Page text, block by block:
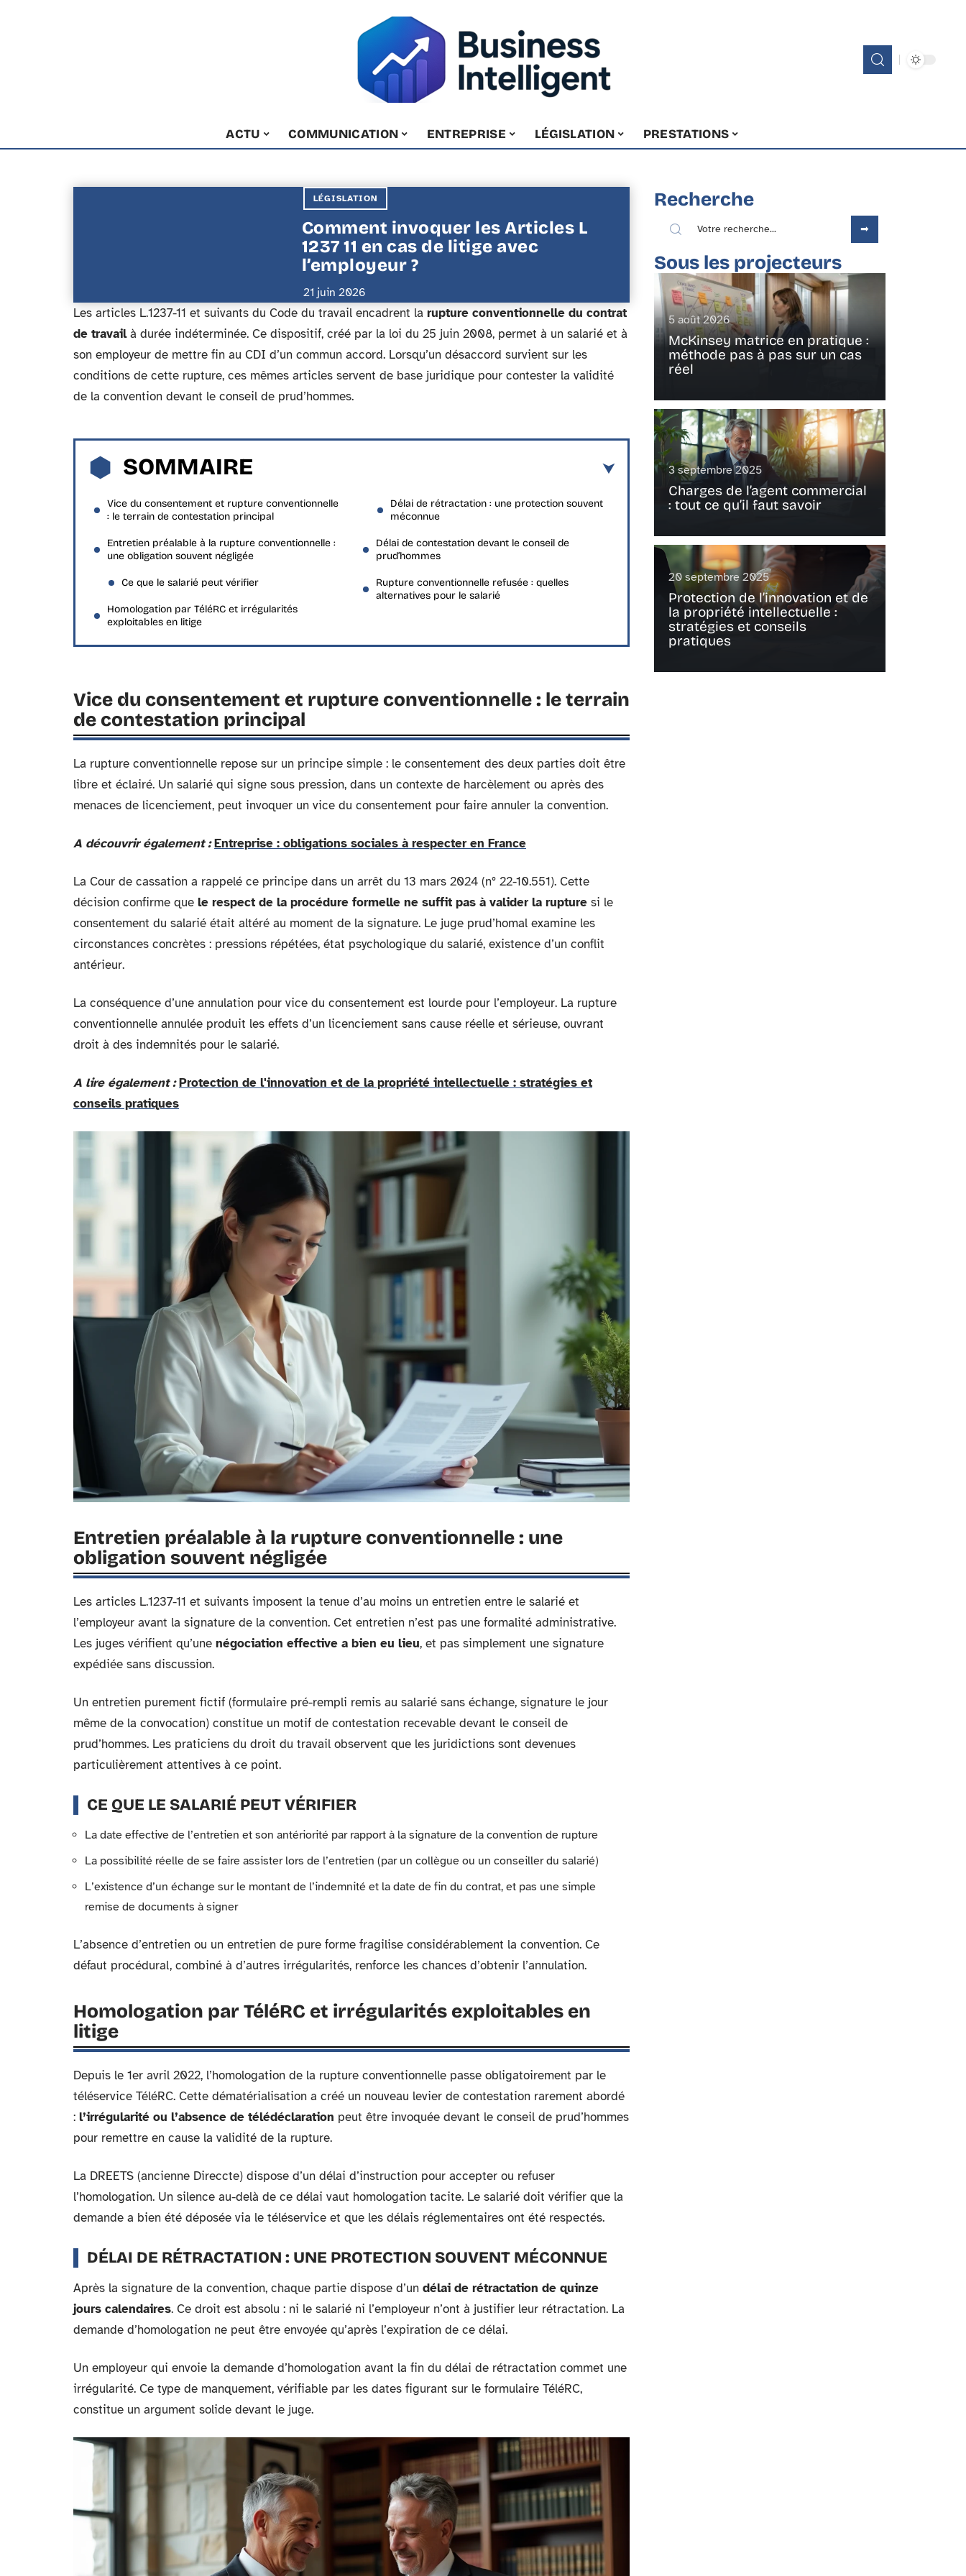
ACTU COMMUNICATION ENTREPRISE LÉGISLATION PRESTATIONS
LÉGISLATION
Comment invoquer les Articles L
1237 11 en cas de litige avec
l’employeur ?
21 juin 2026
Les articles L.1237-11 et suivants du Code du travail encadrent la rupture conventionnelle du contrat
de travailà durée indéterminée. Ce dispositif, créé par la loi du 25 juin 2008, permet à un salarié et à
son employeur de mettre fin au CDI d’un commun accord. Lorsqu’un désaccord survient sur les
conditions de cette rupture, ces mêmes articles servent de base juridique pour contester la validité
de la convention devant le conseil de prud’hommes.
SOMMAIRE
Vice du consentement et rupture conventionnelle
: le terrain de contestation principal
Entretien préalable à la rupture conventionnelle :
une obligation souvent négligée
Ce que le salarié peut vérifier
Homologation par TéléRC et irrégularités
exploitables en litige
Délai de rétractation : une protection souvent
méconnue
Délai de contestation devant le conseil de
prud’hommes
Rupture conventionnelle refusée : quelles
alternatives pour le salarié
Vice du consentement et rupture conventionnelle : le terrain
de contestation principal
La rupture conventionnelle repose sur un principe simple : le consentement des deux parties doit être
libre et éclairé. Un salarié qui signe sous pression, dans un contexte de harcèlement ou après des
menaces de licenciement, peut invoquer un vice du consentement pour faire annuler la convention.
A découvrir également : Entreprise : obligations sociales à respecter en France
La Cour de cassation a rappelé ce principe dans un arrêt du 13 mars 2024 (n° 22-10.551). Cette
décision confirme que le respect de la procédure formelle ne suffit pas à valider la rupture si le
consentement du salarié était altéré au moment de la signature. Le juge prud’homal examine les
circonstances concrètes : pressions répétées, état psychologique du salarié, existence d’un conflit
antérieur.
La conséquence d’une annulation pour vice du consentement est lourde pour l’employeur. La rupture
conventionnelle annulée produit les effets d’un licenciement sans cause réelle et sérieuse, ouvrant
droit à des indemnités pour le salarié.
A lire également : Protection de l'innovation et de la propriété intellectuelle : stratégies et
conseils pratiques
Entretien préalable à la rupture conventionnelle : une
obligation souvent négligée
Les articles L.1237-11 et suivants imposent la tenue d’au moins un entretien entre le salarié et
l’employeur avant la signature de la convention. Cet entretien n’est pas une formalité administrative.
Les juges vérifient qu’une négociation effective a bien eu lieu, et pas simplement une signature
expédiée sans discussion.
Un entretien purement fictif (formulaire pré-rempli remis au salarié sans échange, signature le jour
même de la convocation) constitue un motif de contestation recevable devant le conseil de
prud’hommes. Les praticiens du droit du travail observent que les juridictions sont devenues
particulièrement attentives à ce point.
CE QUE LE SALARIÉ PEUT VÉRIFIER
La date effective de l’entretien et son antériorité par rapport à la signature de la convention de rupture
La possibilité réelle de se faire assister lors de l’entretien (par un collègue ou un conseiller du salarié)
L’existence d’un échange sur le montant de l’indemnité et la date de fin du contrat, et pas une simple
remise de documents à signer
L’absence d’entretien ou un entretien de pure forme fragilise considérablement la convention. Ce
défaut procédural, combiné à d’autres irrégularités, renforce les chances d’obtenir l’annulation.
Homologation par TéléRC et irrégularités exploitables en
litige
Depuis le 1er avril 2022, l’homologation de la rupture conventionnelle passe obligatoirement par le
téléservice TéléRC. Cette dématérialisation a créé un nouveau levier de contestation rarement abordé
: l’irrégularité ou l’absence de télédéclaration peut être invoquée devant le conseil de prud’hommes
pour remettre en cause la validité de la rupture.
La DREETS (ancienne Direccte) dispose d’un délai d’instruction pour accepter ou refuser
l’homologation. Un silence au-delà de ce délai vaut homologation tacite. Le salarié doit vérifier que la
demande a bien été déposée via le téléservice et que les délais réglementaires ont été respectés.
DÉLAI DE RÉTRACTATION : UNE PROTECTION SOUVENT MÉCONNUE
Après la signature de la convention, chaque partie dispose d’un délai de rétractation de quinze
jours calendaires. Ce droit est absolu : ni le salarié ni l’employeur n’ont à justifier leur rétractation. La
demande d’homologation ne peut être envoyée qu’après l’expiration de ce délai.
Un employeur qui envoie la demande d’homologation avant la fin du délai de rétractation commet une
irrégularité. Ce type de manquement, vérifiable par les dates figurant sur le formulaire TéléRC,
constitue un argument solide devant le juge.
Recherche
Sous les projecteurs
5 août 2026
McKinsey matrice en pratique :
méthode pas à pas sur un cas
réel
3 septembre 2025
Charges de l’agent commercial
: tout ce qu’il faut savoir
20 septembre 2025
Protection de l’innovation et de
la propriété intellectuelle :
stratégies et conseils
pratiques